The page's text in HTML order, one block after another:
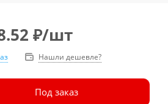
₽/шт
Нашли дешевле?
Под заказ